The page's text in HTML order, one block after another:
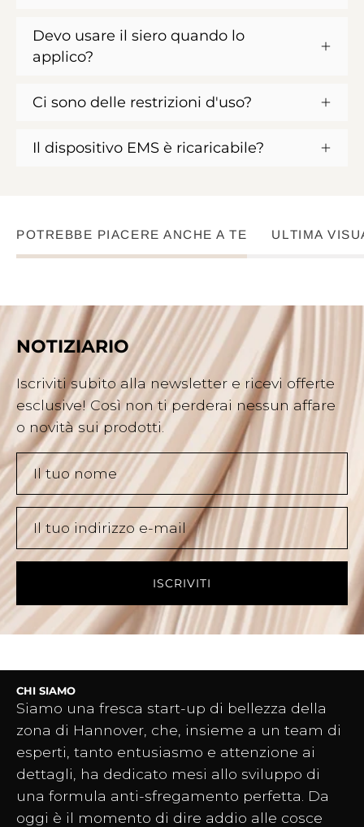
Devo usare il siero quando lo
applico?
Ci sono delle restrizioni d'uso?
Il dispositivo EMS è ricaricabile?
POTREBBE PIACERE ANCHE A TE ULTIMA
NOTIZIARIO
Iscriviti subito alla newsletter e ricevi offerte
esclusive! Così non ti perderai nessun affare
o novità sui prodotti.
ISCRIVITI
CHI SIAMO
Siamo una fresca start-up di bellezza della
zona di Hannover, che, insieme a un team di
esperti, tanto entusiasmo e attenzione ai
dettagli, ha dedicato mesi allo sviluppo di
una formula anti-sfregamento perfetta. Da
oggi è il momento di dire addio alle cosce